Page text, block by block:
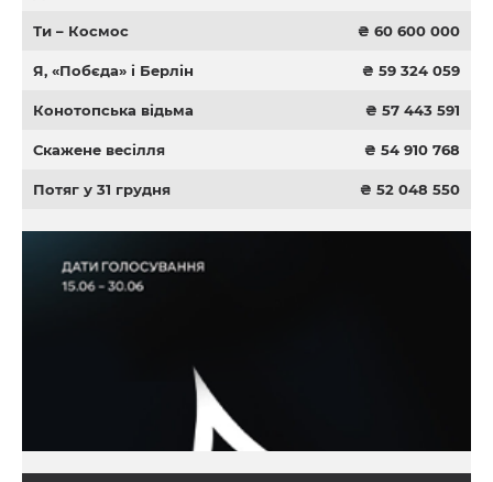
Ти – Космос ₴ 60 600 000
Я, «Побєда» і Берлін ₴ 59 324 059
Конотопська відьма ₴ 57 443 591
Скажене весілля ₴ 54 910 768
Потяг у 31 грудня ₴ 52 048 550